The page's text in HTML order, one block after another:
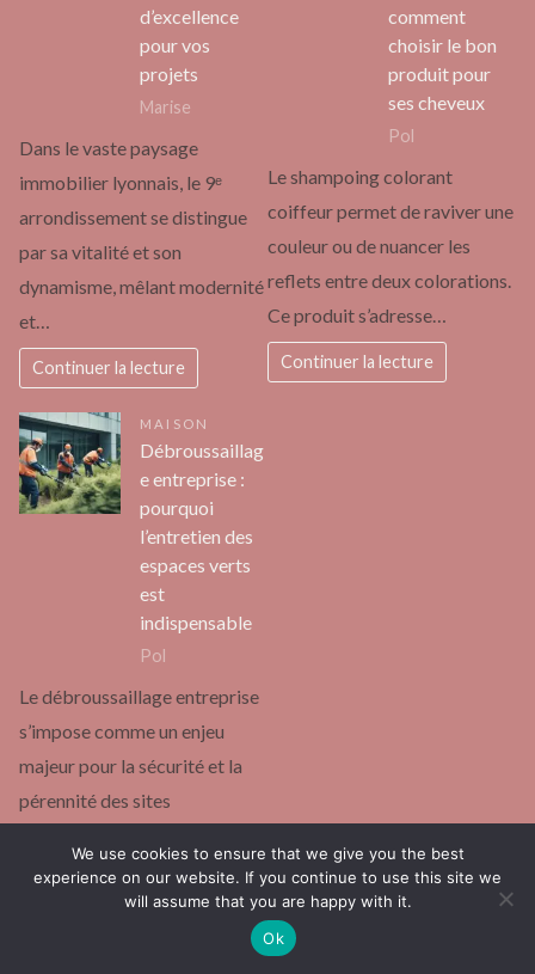
d’excellence
pour vos
projets
Marise
Dans le vaste paysage
immobilier lyonnais, le 9ᵉ
arrondissement se distingue
par sa vitalité et son
dynamisme, mêlant modernité
et…
Continuer la lecture
comment
choisir le bon
produit pour
ses cheveux
Pol
Le shampoing colorant
coiffeur permet de raviver une
couleur ou de nuancer les
reflets entre deux colorations.
Ce produit s’adresse…
Continuer la lecture
MAISON
Débroussaillag
e entreprise :
pourquoi
l’entretien des
espaces verts
est
indispensable
Pol
Le débroussaillage entreprise
s’impose comme un enjeu
majeur pour la sécurité et la
pérennité des sites
obligations réglementaires…
We use cookies to ensure that we give you the best
experience on our website. If you continue to use this site we
will assume that you are happy with it.
Ok